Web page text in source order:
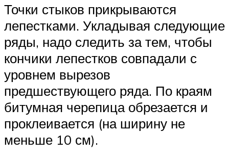
Точки стыков прикрываются
лепестками. Укладывая следующие
ряды, надо следить за тем, чтобы
кончики лепестков совпадали с
уровнем вырезов
предшествующего ряда. По краям
битумная черепица обрезается и
проклеивается (на ширину не
меньше 10 см).